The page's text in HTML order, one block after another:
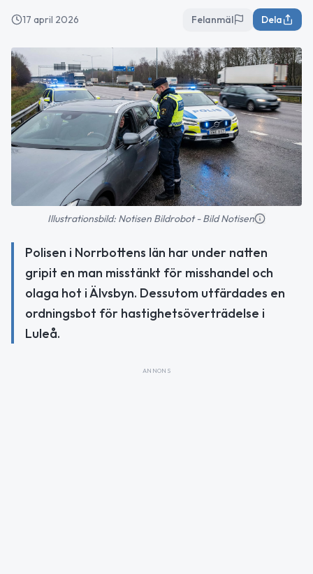
17 april 2026 Felanmäl Dela
Illustrationsbild: Notisen Bildrobot - Bild Notisen
Polisen i Norrbottens län har under natten
gripit en man misstänkt för misshandel och
olaga hot i Älvsbyn. Dessutom utfärdades en
ordningsbot för hastighetsöverträdelse i
Luleå.
ANNONS